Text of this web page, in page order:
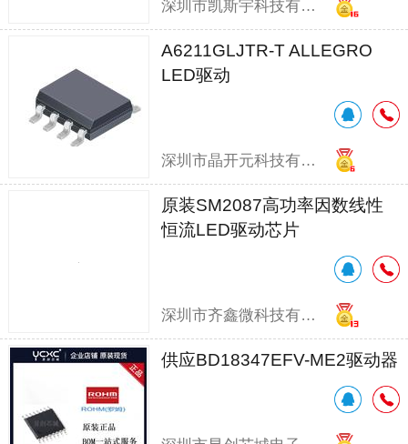
深圳市凯斯宇科技有限公司
A6211GLJTR-T ALLEGRO
LED驱动
深圳市晶开元科技有限公司
原装SM2087高功率因数线性
恒流LED驱动芯片
深圳市齐鑫微科技有限公司
供应BD18347EFV-ME2驱动器